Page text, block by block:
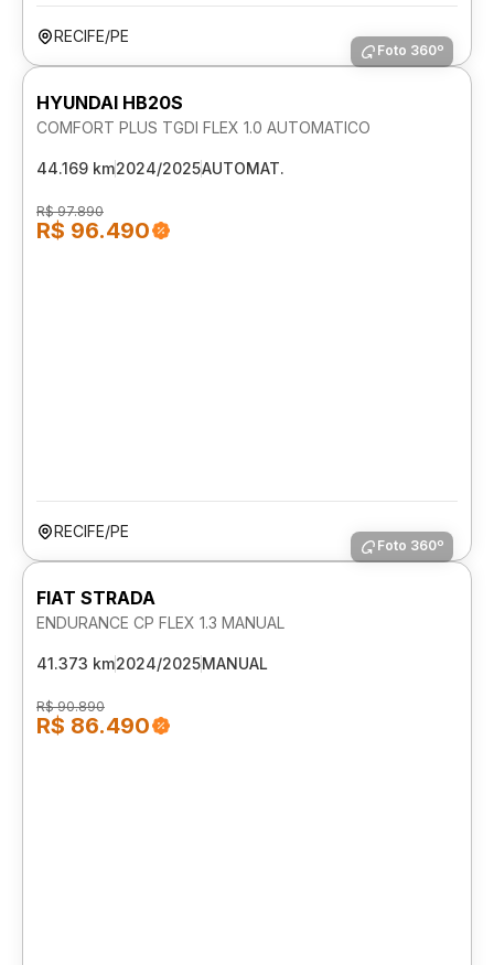
RECIFE/PE
Foto 360º
HYUNDAI HB20S
COMFORT PLUS TGDI FLEX 1.0 AUTOMATICO
44.169 km2024/2025AUTOMAT.
R$ 97.890
R$ 96.490
RECIFE/PE
Foto 360º
FIAT STRADA
ENDURANCE CP FLEX 1.3 MANUAL
41.373 km2024/2025MANUAL
R$ 90.890
R$ 86.490